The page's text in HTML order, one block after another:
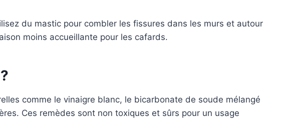
du mastic pour combler les fissures dans les murs et autour
moins accueillante pour les cafards.
comme le vinaigre blanc, le bicarbonate de soude mélangé
Ces remèdes sont non toxiques et sûrs pour un usage